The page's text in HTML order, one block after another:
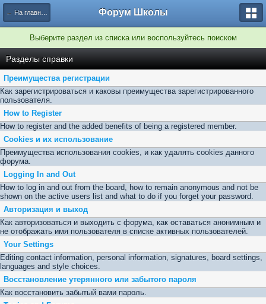
← На главную страницу Форум Школы
Выберите раздел из списка или воспользуйтесь поиском
Разделы справки
Преимущества регистрации
Как зарегистрироваться и каковы преимущества зарегистрированного
пользователя.
How to Register
How to register and the added benefits of being a registered member.
Cookies и их использование
Преимущества использования cookies, и как удалять cookies данного
форума.
Logging In and Out
How to log in and out from the board, how to remain anonymous and not be
shown on the active users list and what to do if you forget your password.
Авторизация и выход
Как авторизоваться и выходить с форума, как оставаться анонимным и
не отображать имя пользователя в списке активных пользователей.
Your Settings
Editing contact information, personal information, signatures, board settings,
languages and style choices.
Восстановление утерянного или забытого пароля
Как восстановить забытый вами пароль.